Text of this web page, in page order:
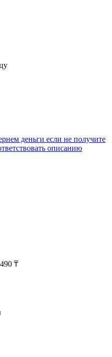
деньги если не получите
описанию
₸